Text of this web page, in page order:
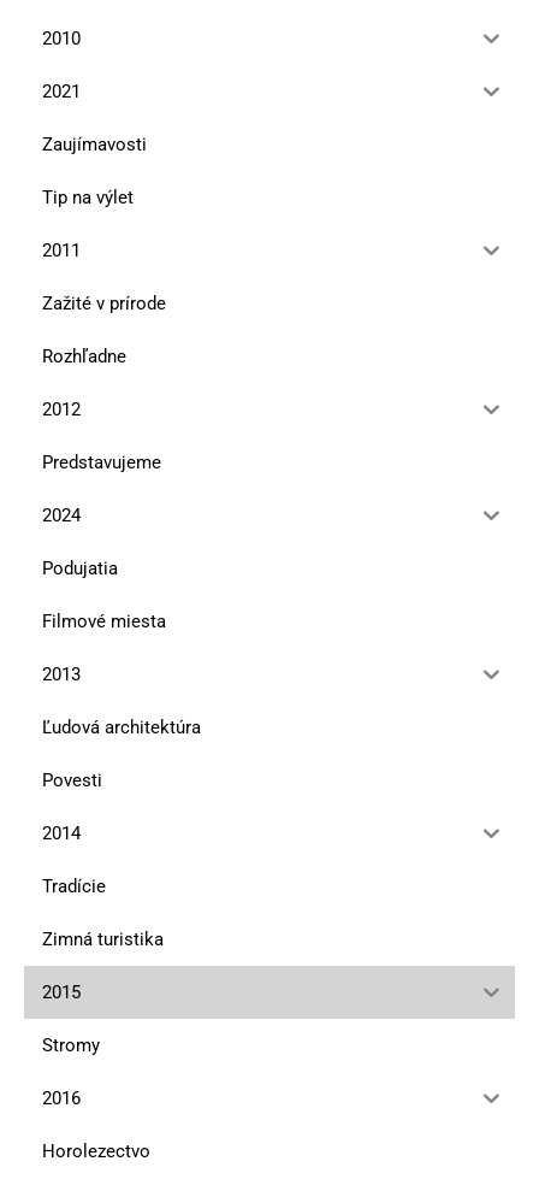
2010
2021
Zaujímavosti
Tip na výlet
2011
Zažité v prírode
Rozhľadne
2012
Predstavujeme
2024
Podujatia
Filmové miesta
2013
Ľudová architektúra
Povesti
2014
Tradície
Zimná turistika
2015
Stromy
2016
Horolezectvo